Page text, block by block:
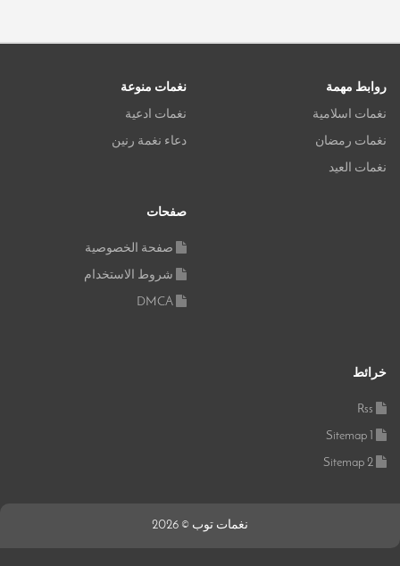
روابط مهمة
نغمات اسلامية
نغمات رمضان
نغمات العيد
نغمات منوعة
نغمات ادعية
دعاء نغمة رنين
صفحات
صفحة الخصوصية
شروط الاستخدام
DMCA
خرائط
Rss
Sitemap 1
Sitemap 2
نغمات توب © 2026